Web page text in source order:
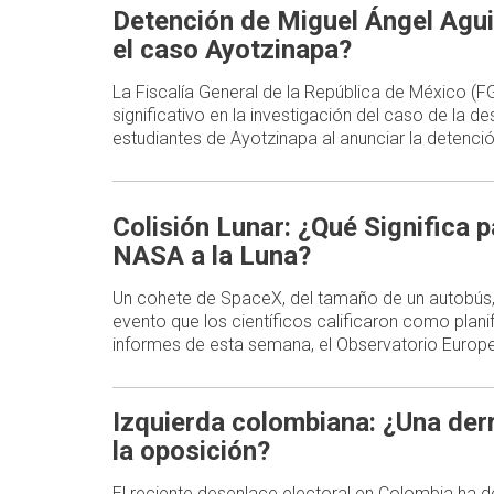
Detención de Miguel Ángel
el caso Ayotzinapa?
La Fiscalía General de la República de México
significativo en la investigación del caso de la
estudiantes de Ayotzinapa al anunciar la
Colisión Lunar: ¿Qué Significa
NASA a la Luna?
Un cohete de SpaceX, del tamaño de un
evento que los científicos calificaron como
informes de esta semana, el Observatorio
Izquierda colombiana: ¿Una
la oposición?